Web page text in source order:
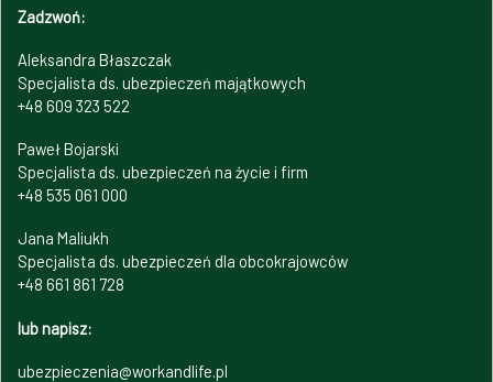
Zadzwoń:
Aleksandra Błaszczak
Specjalista ds. ubezpieczeń majątkowych
+48 609 323 522
Paweł Bojarski
Specjalista ds. ubezpieczeń na życie i firm
+48 535 061 000
Jana Maliukh
Specjalista ds. ubezpieczeń dla obcokrajowców
+48 661 861 728
lub napisz:
ubezpieczenia@workandlife.pl